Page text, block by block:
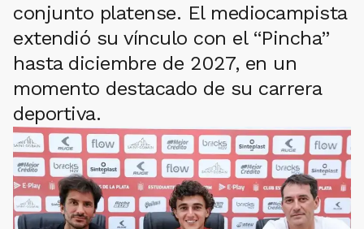
conjunto platense. El mediocampista
extendió su vínculo con el “Pincha”
hasta diciembre de 2027, en un
momento destacado de su carrera
deportiva.